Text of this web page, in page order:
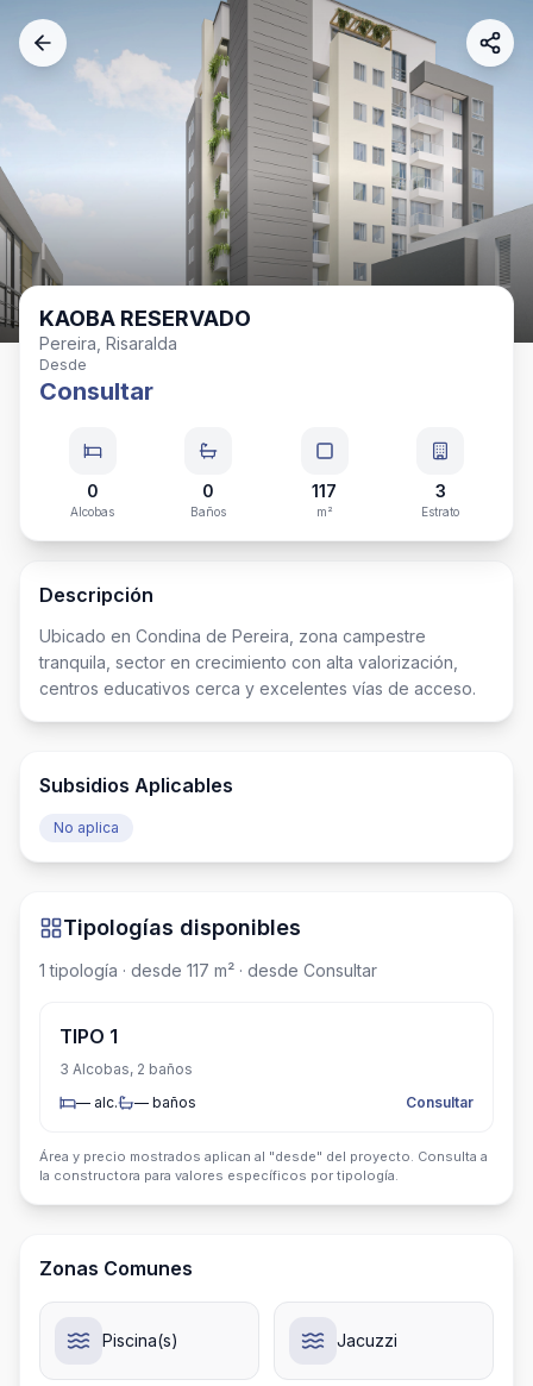
KAOBA RESERVADO
Pereira, Risaralda
Desde
Consultar
0
Alcobas
0
Baños
117
m²
3
Estrato
Descripción
Ubicado en Condina de Pereira, zona campestre
tranquila, sector en crecimiento con alta valorización,
centros educativos cerca y excelentes vías de acceso.
Subsidios Aplicables
No aplica
Tipologías disponibles
1 tipología · desde 117 m² · desde Consultar
TIPO 1
3 Alcobas, 2 baños
— alc. — baños Consultar
Área y precio mostrados aplican al "desde" del proyecto. Consulta a
la constructora para valores específicos por tipología.
Zonas Comunes
Piscina(s) Jacuzzi